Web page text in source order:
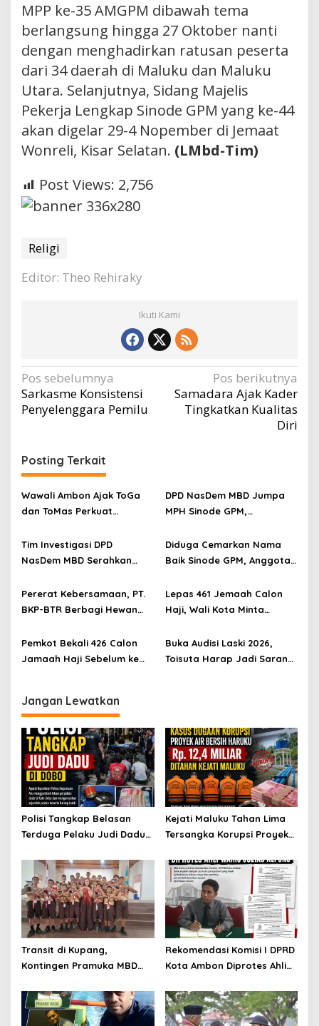
MPP ke-35 AMGPM dibawah tema
berlangsung hingga 27 Oktober nanti
dengan menghadirkan ratusan peserta
dari 34 daerah di Maluku dan Maluku
Utara. Selanjutnya, Sidang Majelis
Pekerja Lengkap Sinode GPM yang ke-44
akan digelar 29-4 Nopember di Jemaat
Wonreli, Kisar Selatan. (LMbd-Tim)
Post Views: 2,756
Religi
Editor: Theo Rehiraky
Ikuti Kami
Navigasi
pos
Pos sebelumnya
Sarkasme Konsistensi
Penyelenggara Pemilu
Pos berikutnya
Samadara Ajak Kader
Tingkatkan Kualitas
Diri
Posting Terkait
Wawali Ambon Ajak ToGa
dan ToMas Perkuat
Konflik
DPD NasDem MBD Jumpa
MPH Sinode GPM,
dan Permohonan Maaf
Tim Investigasi DPD
NasDem MBD Serahkan
Maluku
Diduga Cemarkan Nama
Baik Sinode GPM, Anggota
dan DPW Nasdem
Pererat Kebersamaan, PT.
BKP-BTR Berbagi Hewan
Tiakur dan Ambon
Lepas 461 Jemaah Calon
Haji, Wali Kota Minta
Pemkot Bekali 426 Calon
Jamaah Haji Sebelum ke
Buka Audisi Laski 2026,
Toisuta Harap Jadi Sarana
Jangan Lewatkan
Polisi Tangkap Belasan
Terduga Pelaku Judi Dadu
Setoran Rp5 Juta dan
Selisih Barang Bukti
Kejati Maluku Tahan Lima
Tersangka Korupsi Proyek
Miliar
Transit di Kupang,
Kontingen Pramuka MBD
Disambut Hangat Wakil
Wali Kota
Rekomendasi Komisi I DPRD
Kota Ambon Diprotes Ahli
Barbara Alfons: Itu Palsu?